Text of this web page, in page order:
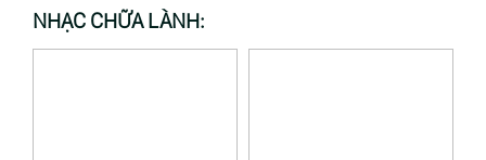
NHẠC CHỮA LÀNH: